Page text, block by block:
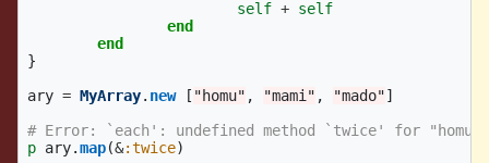
self + self
end
end
}
ary = MyArray. new [ "homu" , "mami" , "mado"]
# Error: `each': undefined method `twice' for
p ary.map(&:twice)